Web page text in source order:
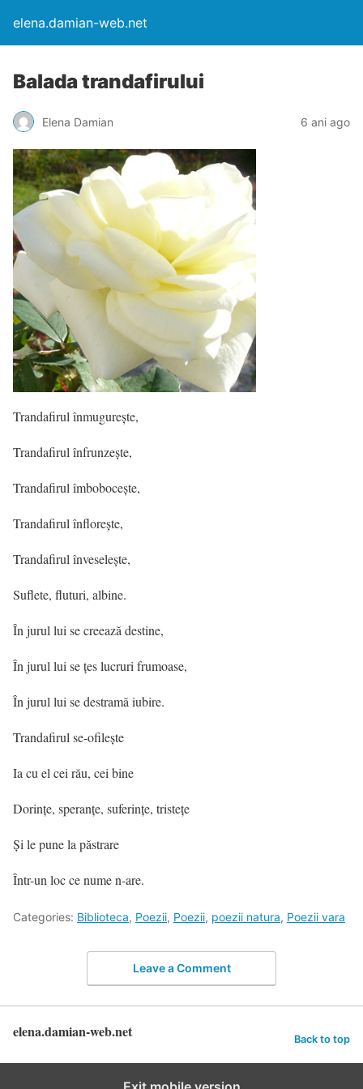
elena.damian-web.net
Balada trandafirului
Elena Damian 6 ani ago
Trandafirul înmugurește,
Trandafirul înfrunzește,
Trandafirul îmbobocește,
Trandafirul înflorește,
Trandafirul înveselește,
Suflete, fluturi, albine.
În jurul lui se creează destine,
În jurul lui se țes lucruri frumoase,
În jurul lui se destramă iubire.
Trandafirul se-ofilește
Ia cu el cei rău, cei bine
Dorințe, speranțe, suferințe, tristețe
Și le pune la păstrare
Într-un loc ce nume n-are.
Categories: Biblioteca, Poezii, Poezii, poezii natura, Poezii vara
Leave a Comment
elena.damian-web.net Back to top